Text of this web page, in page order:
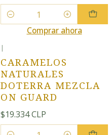
Cantidad
Comprar ahora
|
CARAMELOS
NATURALES
DOTERRA MEZCLA
ON GUARD
$19.334 CLP